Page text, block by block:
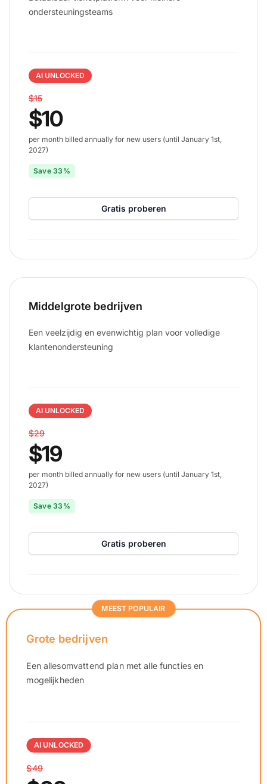
ondersteuningsteams
AI UNLOCKED
$15
$10
per month billed annually for new users (until January 1st,
2027)
Save 33%
Gratis proberen
Middelgrote bedrijven
Een veelzijdig en evenwichtig plan voor volledige
klantenondersteuning
AI UNLOCKED
$29
$19
per month billed annually for new users (until January 1st,
2027)
Save 33%
Gratis proberen
MEEST POPULAIR
Grote bedrijven
Een allesomvattend plan met alle functies en
mogelijkheden
AI UNLOCKED
$49